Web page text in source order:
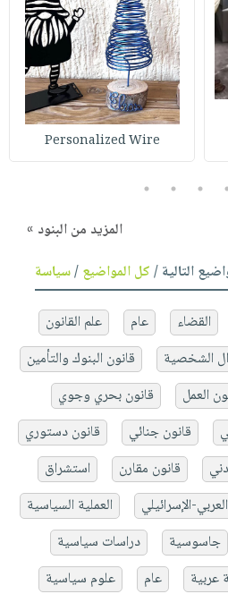
Personalized Wire
3
4
5
المزيد من البنود »
التالية /كل المواضيع/سياسة
القضاء عام
علم القانون
الشخصية
قانون البنوك والتأمين
العمل
قانون بحري وجوي
قانون جنائي
قانون دستوري
قانون مقارن
استشراق
الإسرائيلي
العملية السياسية
جاسوسية
دراسات سياسية
عربية عام
علوم سياسية